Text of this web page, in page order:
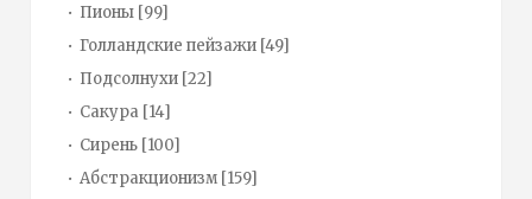
Пионы [99]
Голландские пейзажи [49]
Подсолнухи [22]
Сакура [14]
Сирень [100]
Абстракционизм [159]